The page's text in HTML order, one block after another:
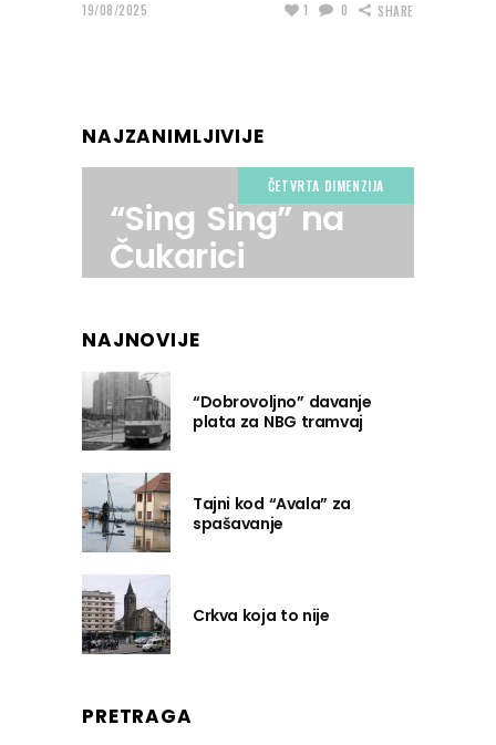
19/08/2025 1 0 SHARE
NAJZANIMLJIVIJE
ČETVRTA DIMENZIJA
“Sing Sing” na
Čukarici
NAJNOVIJE
“Dobrovoljno” davanje
plata za NBG tramvaj
Tajni kod “Avala” za
spašavanje
Crkva koja to nije
PRETRAGA